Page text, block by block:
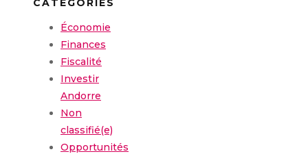
Économie
Finances
Fiscalité
Investir
Andorre
Non
classifié(e)
Opportunités